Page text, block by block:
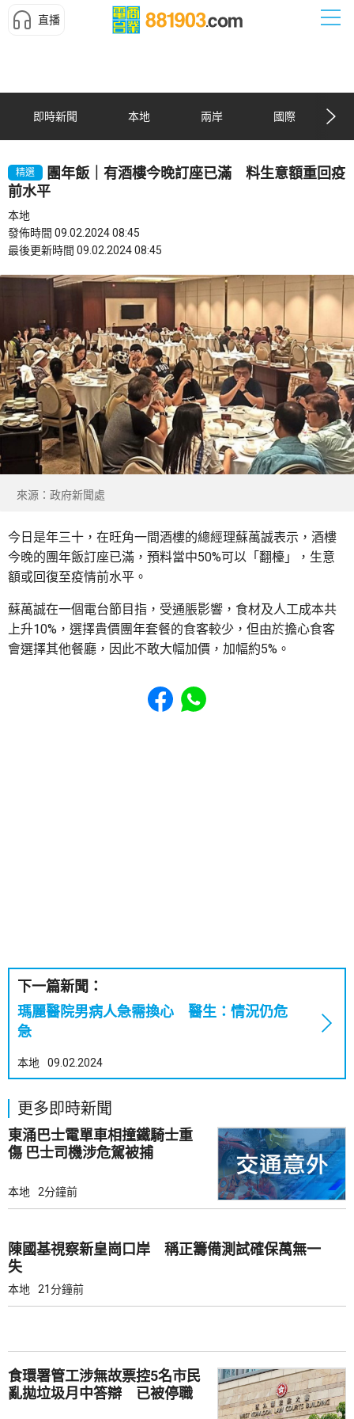
直播
即時新聞 本地 兩岸 國際
精選
團年飯｜有酒樓今晚訂座已滿 料生意額重回疫
前水平
本地
發佈時間 09.02.2024 08:45
最後更新時間 09.02.2024 08:45
來源：政府新聞處
今日是年三十，在旺角一間酒樓的總經理蘇萬誠表示，酒樓
今晚的團年飯訂座已滿，預料當中50%可以「翻檯」，生意
額或回復至疫情前水平。
蘇萬誠在一個電台節目指，受通脹影響，食材及人工成本共
上升10%，選擇貴價團年套餐的食客較少，但由於擔心食客
會選擇其他餐廳，因此不敢大幅加價，加幅約5%。
Share to Facebook
Share to WhatsApp
下一篇新聞：
瑪麗醫院男病人急需換心 醫生：情況仍危
急
本地 09.02.2024
更多即時新聞
東涌巴士電單車相撞鐵騎士重
傷 巴士司機涉危駕被捕
本地 2分鐘前
陳國基視察新皇崗口岸 稱正籌備測試確保萬無一
失
本地 21分鐘前
食環署管工涉無故票控5名市民
亂拋垃圾月中答辯 已被停職